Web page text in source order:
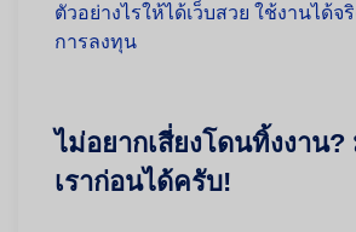
ตัวอย่างไรให้ได้เว็บสวย ใช้งานได้จ
การลงทุน
ไม่อยากเสี่ยงโดนทิ้งงาน
เราก่อนได้ครับ!